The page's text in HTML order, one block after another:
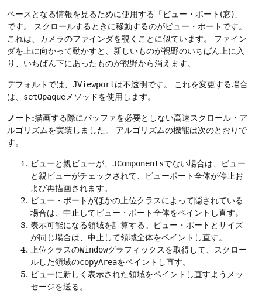
ベースとなる情報を見るために使用する「ビュー・ポート(窓)」
です。
スクロールするときに移動するのがビュー・ポートです。
これは、カメラのファインダを覗くことに似ています。
ファイン
ダを上に向かって動かすと、新しいものが視野のいちばん上に入
り、いちばん下にあったものが視野から消えます。
デフォルトでは、 JViewportは不透明です。
これを変更する場合
は、 setOpaque メソッドを使用します。
ノート:描画する際にバッファを必要としない高速スクロール・ア
ルゴリズムを実装しました。
アルゴリズムの機能は次のとおりで
す。
ビューと親ビューが、 JComponentsでない場合は、ビュー
と親ビューがチェックされて、ビューポート全体が停止お
よび再描画されます。
ビュー・ポートがほかの上位クラスによって隠されている
場合は、中止してビュー・ポート全体をペイントし直す。
表示可能になる領域を計算する。ビュー・ポートとサイズ
が同じ場合は、中止して領域全体をペイントし直す。
上位クラスのWindowグラフィックスを取得して、スクロー
ルした領域のcopyAreaをペイントし直す。
ビューに新しく表示された領域をペイントし直すようメッ
セージを送る。